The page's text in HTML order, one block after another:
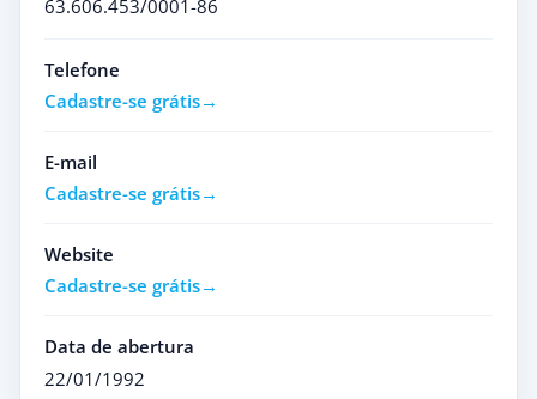
63.606.453/0001-86
Telefone
Cadastre-se grátis
E-mail
Cadastre-se grátis
Website
Cadastre-se grátis
Data de abertura
22/01/1992